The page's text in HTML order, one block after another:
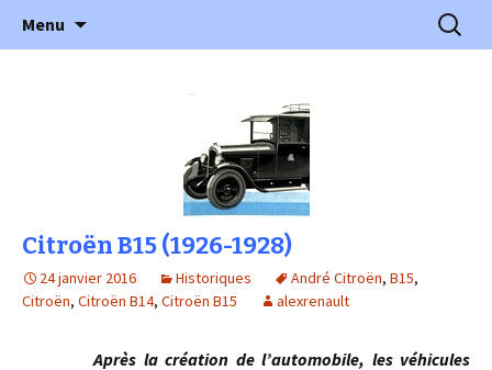
l'Automobile Ancienne
l'automobile ancienne : articles, historiques
…
Menu
Citroën B15 (1926-1928)
24 janvier 2016 Historiques André Citroën, B15,
Citroën, Citroën B14, Citroën B15 alexrenault
Après la création de l’automobile, les véhicules